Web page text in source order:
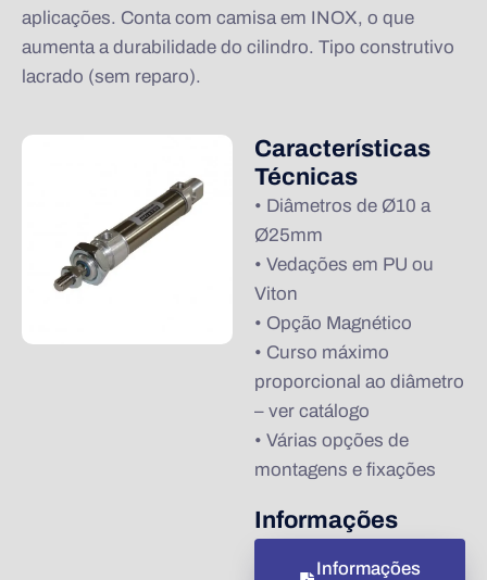
aplicações. Conta com camisa em INOX, o que
aumenta a durabilidade do cilindro. Tipo construtivo
lacrado (sem reparo).
Características
Técnicas
• Diâmetros de Ø10 a
Ø25mm
• Vedações em PU ou
Viton
• Opção Magnético
• Curso máximo
proporcional ao diâmetro
– ver catálogo
• Várias opções de
montagens e fixações
Informações
Informações